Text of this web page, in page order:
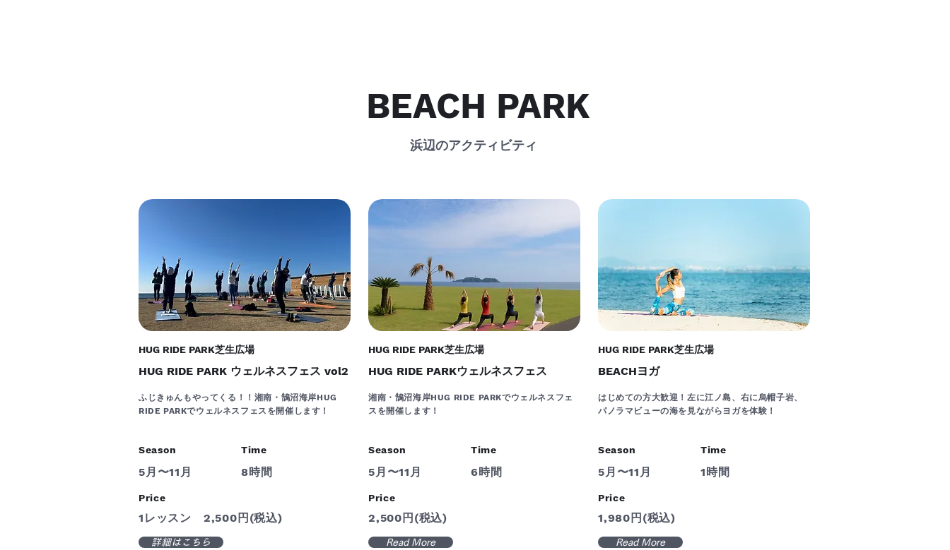
BEACH PARK
浜辺のアクティビティ
HUG RIDE PARK芝生広場
HUG RIDE PARK ウェルネスフェス vol2
ふじきゅんもやってくる！！湘南・鵠沼海岸HUG
RIDE PARKでウェルネスフェスを開催します！
Season
5月〜11月
Time
8時間
Price
1レッスン 2,500円(税込)
詳細はこちら
HUG RIDE PARK芝生広場
HUG RIDE PARKウェルネスフェス
湘南・鵠沼海岸HUG RIDE PARKでウェルネスフェ
スを開催します！
Season
5月〜11月
Time
6時間
Price
2,500円(税込)
Read More
HUG RIDE PARK芝生広場
BEACHヨガ
はじめての方大歓迎！左に江ノ島、右に烏帽子岩、
パノラマビューの海を見ながらヨガを体験！
Season
5月〜11月
Time
1時間
Price
1,980円(税込)
Read More